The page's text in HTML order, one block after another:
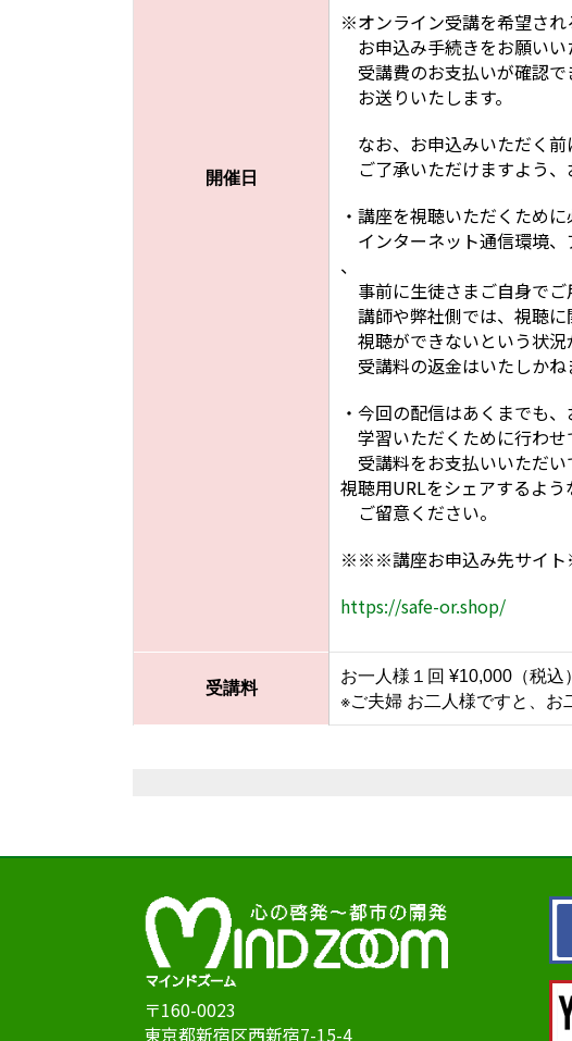
開催日
※オンライン受講を希望さ
お申込み手続きをお願いい
受講費のお支払いが確認
お送りいたします。
なお、お申込みいただく
ご了承いただけますよう、
・講座を視聴いただくため
インターネット通信環境
、
事前に生徒さまご自身でご
講師や弊社側では、視聴
視聴ができないという状況
受講料の返金はいたしかね
・今回の配信はあくまでも
学習いただくために行わせ
受講料をお支払いいただい
視聴用URLをシェアするよう
ご留意ください。
※※※講座お申込み先サイ
https://safe-or.shop/
受講料
お一人様１回 ¥10,000（税込）
※ご夫婦 お二人様ですと、お
〒160-0023
東京都新宿区西新宿7-15-4